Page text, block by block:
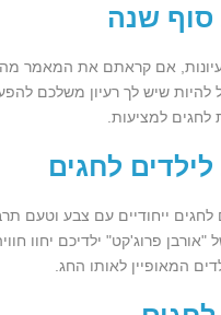
סוף שנה
אם קראתם את המאמר
להיות שיש לך רעיון משלכם
למציעות.
לחגים
לחגים ייחודיים עם צבע וטעם
"אורבן פרוג'קט" ילדיכם יחוו
המאופיין לאותו החג.